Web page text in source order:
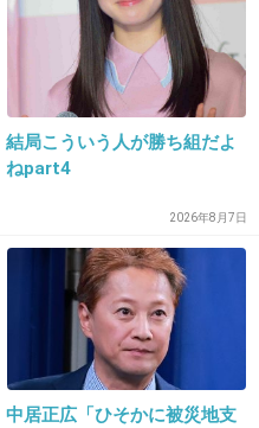
w 知り合いのシンマ
マン度合いがw 顔は
-20
上手く丸め込んだ挙
結局こういう人が勝ち組だよ
ねpart4
2026年8月7日
中居正広「ひそかに被災地支